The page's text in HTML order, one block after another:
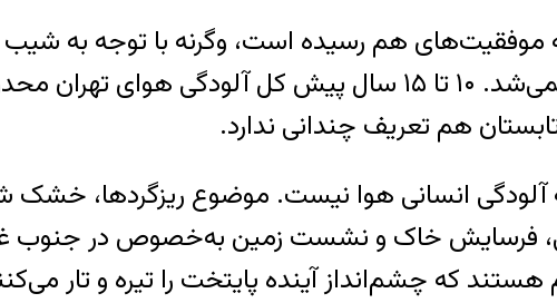
هیچ روز سالم و حتی ناسالمی در تقویم ثبت نمی‌شد. ۱۰ تا ۱۵ سال
هم تعریف چندانی ندارد.
انسانی هوا نیست. موضوع ریزگردها، خشک
فرسایش خاک و نشست زمین به‌خصوص در جنوب
که چشم‌انداز آینده پایتخت را تیره و تار